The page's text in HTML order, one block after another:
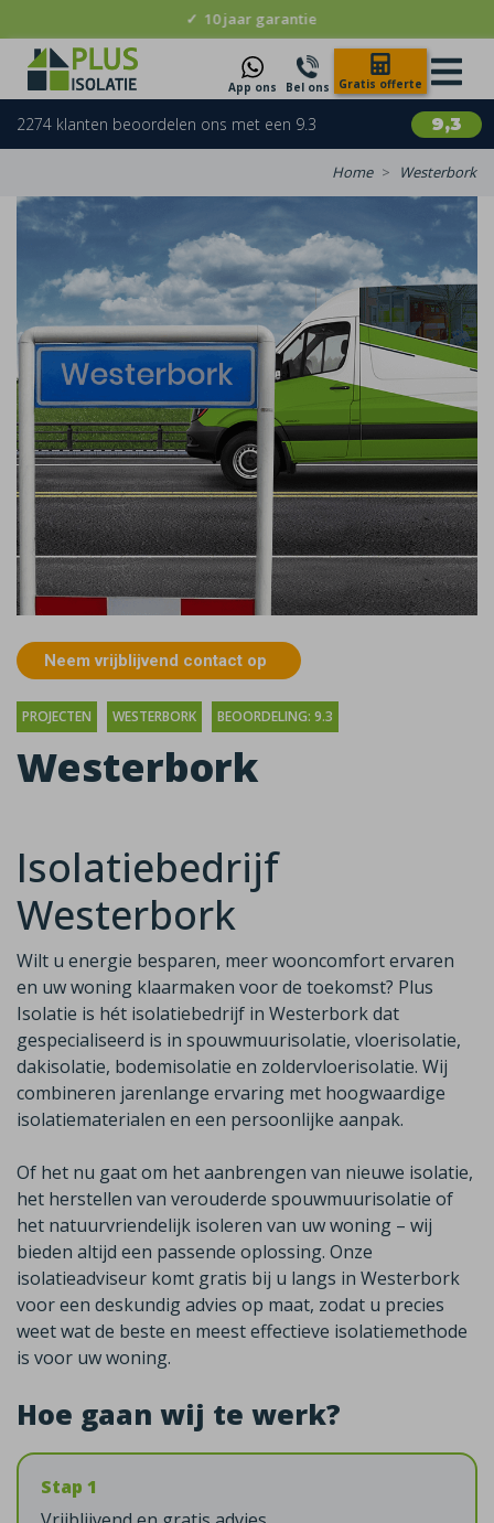
Ontzorging bij subsidieaanvragen
App ons Bel ons Gratis offerte
9,3
2274 klanten beoordelen ons met een 9.3
Home Westerbork
Neem vrijblijvend contact op
PROJECTEN WESTERBORK BEOORDELING: 9.3
Westerbork
Isolatiebedrijf
Westerbork
Wilt u energie besparen, meer wooncomfort ervaren
en uw woning klaarmaken voor de toekomst? Plus
Isolatie is hét isolatiebedrijf in Westerbork dat
gespecialiseerd is in spouwmuurisolatie, vloerisolatie,
dakisolatie, bodemisolatie en zoldervloerisolatie. Wij
combineren jarenlange ervaring met hoogwaardige
isolatiematerialen en een persoonlijke aanpak.
Of het nu gaat om het aanbrengen van nieuwe isolatie,
het herstellen van verouderde spouwmuurisolatie of
het natuurvriendelijk isoleren van uw woning – wij
bieden altijd een passende oplossing. Onze
isolatieadviseur komt gratis bij u langs in Westerbork
voor een deskundig advies op maat, zodat u precies
weet wat de beste en meest effectieve isolatiemethode
is voor uw woning.
Hoe gaan wij te werk?
Stap 1